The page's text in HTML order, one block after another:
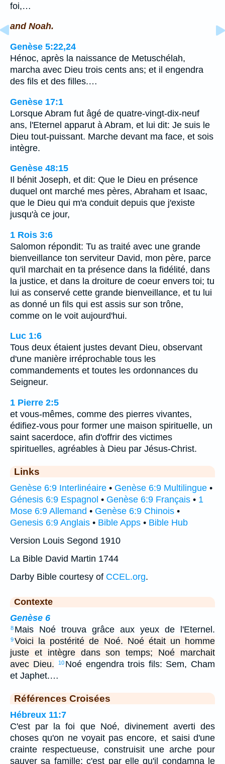
foi,…
and Noah.
Genèse 5:22,24
Hénoc, après la naissance de Metuschélah,
marcha avec Dieu trois cents ans; et il engendra
des fils et des filles.…
Genèse 17:1
Lorsque Abram fut âgé de quatre-vingt-dix-neuf
ans, l'Eternel apparut à Abram, et lui dit: Je suis le
Dieu tout-puissant. Marche devant ma face, et sois
intègre.
Genèse 48:15
Il bénit Joseph, et dit: Que le Dieu en présence
duquel ont marché mes pères, Abraham et Isaac,
que le Dieu qui m'a conduit depuis que j'existe
jusqu'à ce jour,
1 Rois 3:6
Salomon répondit: Tu as traité avec une grande
bienveillance ton serviteur David, mon père, parce
qu'il marchait en ta présence dans la fidélité, dans
la justice, et dans la droiture de coeur envers toi; tu
lui as conservé cette grande bienveillance, et tu lui
as donné un fils qui est assis sur son trône,
comme on le voit aujourd'hui.
Luc 1:6
Tous deux étaient justes devant Dieu, observant
d'une manière irréprochable tous les
commandements et toutes les ordonnances du
Seigneur.
1 Pierre 2:5
et vous-mêmes, comme des pierres vivantes,
édifiez-vous pour former une maison spirituelle, un
saint sacerdoce, afin d'offrir des victimes
spirituelles, agréables à Dieu par Jésus-Christ.
Links
Genèse 6:9 Interlinéaire • Genèse 6:9 Multilingue •
Génesis 6:9 Espagnol • Genèse 6:9 Français • 1
Mose 6:9 Allemand • Genèse 6:9 Chinois •
Genesis 6:9 Anglais • Bible Apps • Bible Hub
Version Louis Segond 1910
La Bible David Martin 1744
Darby Bible courtesy of CCEL.org.
Contexte
Genèse 6
8 Mais Noé trouva grâce aux yeux de l'Eternel.
9Voici la postérité de Noé. Noé était un homme
juste et intègre dans son temps; Noé marchait
avec Dieu.
10 Noé engendra trois fils: Sem, Cham
et Japhet.…
Références Croisées
Hébreux 11:7
C'est par la foi que Noé, divinement averti des
choses qu'on ne voyait pas encore, et saisi d'une
crainte respectueuse, construisit une arche pour
sauver sa famille; c'est par elle qu'il condamna le